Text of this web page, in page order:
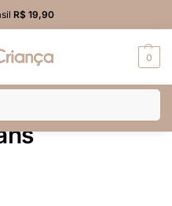
R$ 19,90
0
jeans confortável”